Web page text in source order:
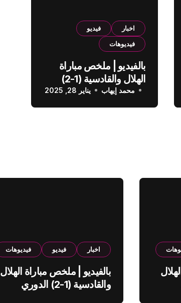
اخبار
فيديو
فيديوهات
بالفيديو | ملخص مباراة
الهلال والقادسية (1-2)
الدوري السعودي
محمد إيهاب يناير 28, 2025
اخبار فيديو فيديوهات
بالفيديو | ملخص مباراة الهلال
والقادسية (1-2) الدوري